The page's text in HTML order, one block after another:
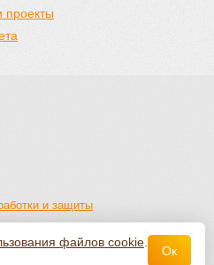
проекты
и защиты
файлов cookie
Ок